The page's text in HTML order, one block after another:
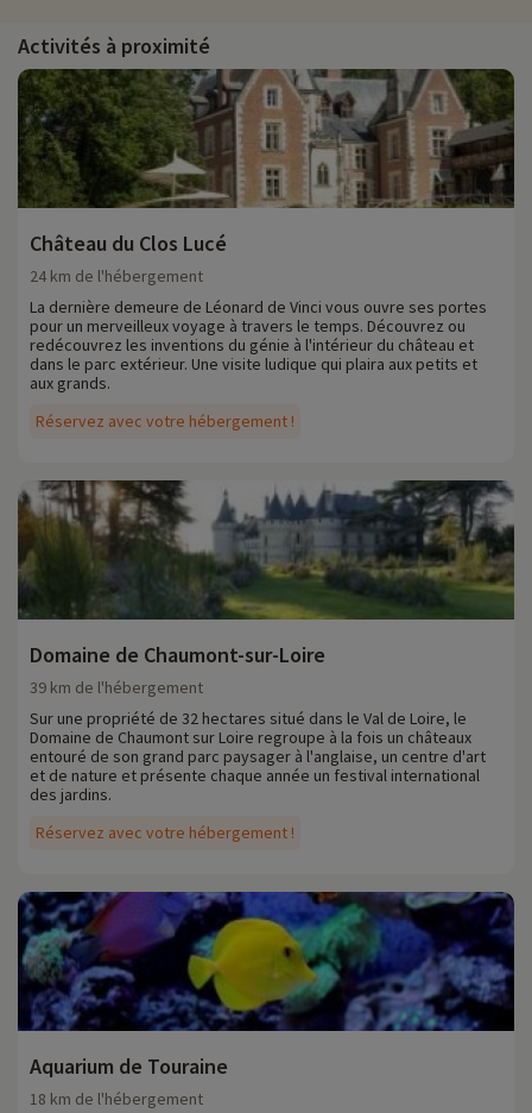
Activités à proximité
Château du Clos Lucé
Réservez avec votre hébergement !
24 km de l'hébergement
La dernière demeure de Léonard de Vinci vous ouvre ses portes
pour un merveilleux voyage à travers le temps. Découvrez ou
redécouvrez les inventions du génie à l'intérieur du château et
dans le parc extérieur. Une visite ludique qui plaira aux petits et
aux grands.
Domaine de Chaumont-sur-Loire
Réservez avec votre hébergement !
39 km de l'hébergement
Sur une propriété de 32 hectares situé dans le Val de Loire, le
Domaine de Chaumont sur Loire regroupe à la fois un châteaux
entouré de son grand parc paysager à l'anglaise, un centre d'art
et de nature et présente chaque année un festival international
des jardins.
Aquarium de Touraine
18 km de l'hébergement